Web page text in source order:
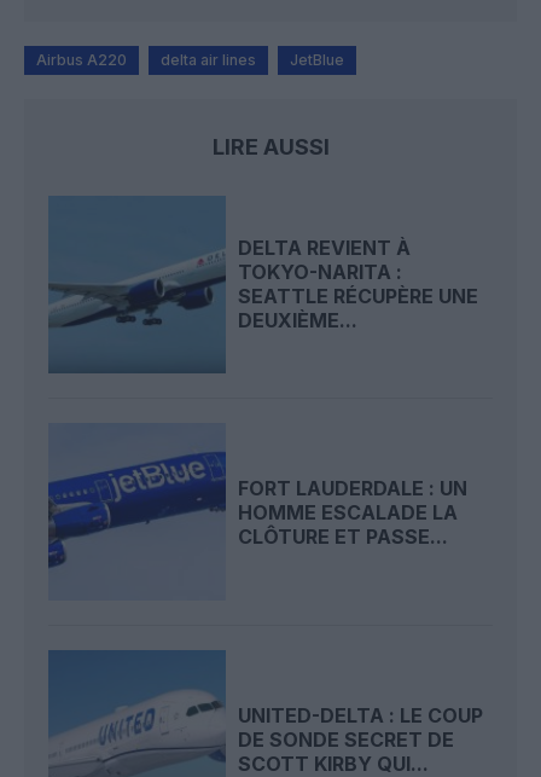
Airbus A220 delta air lines JetBlue
LIRE AUSSI
DELTA REVIENT À
TOKYO-NARITA :
SEATTLE RÉCUPÈRE UNE
DEUXIÈME...
FORT LAUDERDALE : UN
HOMME ESCALADE LA
CLÔTURE ET PASSE...
UNITED-DELTA : LE COUP
DE SONDE SECRET DE
SCOTT KIRBY QUI...